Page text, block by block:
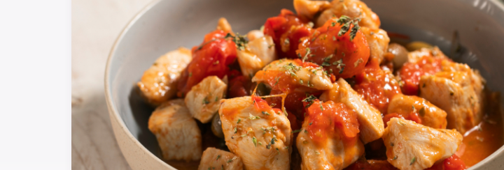
Gateaux et patisserie
Dernieres recettes